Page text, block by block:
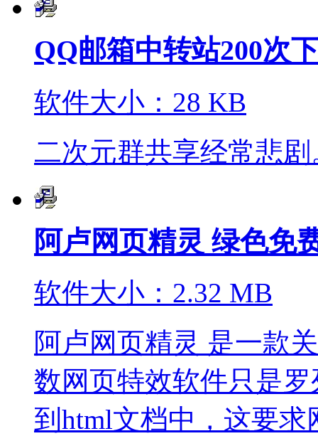
QQ邮箱中转站200次
软件大小：28 KB
二次元群共享经常悲
阿卢网页精灵 绿色免
软件大小：2.32 MB
阿卢网页精灵 是一款
数网页特效软件只是
到html文档中，这要